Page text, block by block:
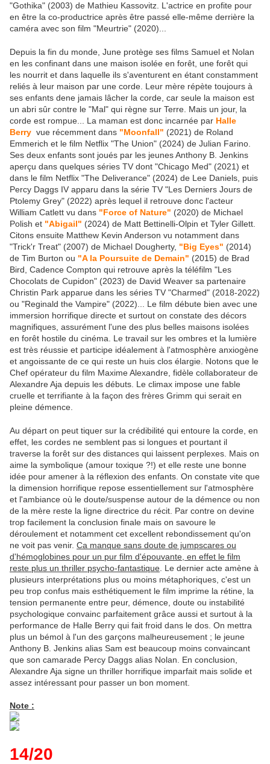
"Gothika" (2003) de Mathieu Kassovitz. L'actrice en profite pour
en être la co-productrice après être passé elle-même derrière la
caméra avec son film "Meurtrie" (2020)...
Depuis la fin du monde, June protège ses films Samuel et Nolan
en les confinant dans une maison isolée en forêt, une forêt qui
les nourrit et dans laquelle ils s'aventurent en étant constamment
reliés à leur maison par une corde. Leur mère répète toujours à
ses enfants dene jamais lâcher la corde, car seule la maison est
un abri sûr contre le "Mal" qui règne sur Terre. Mais un jour, la
corde est rompue... La maman est donc incarnée par Halle
Berry vue récemment dans "Moonfall" (2021) de Roland
Emmerich et le film Netflix "The Union" (2024) de Julian Farino.
Ses deux enfants sont joués par les jeunes Anthony B. Jenkins
aperçu dans quelques séries TV dont "Chicago Med" (2021) et
dans le film Netflix "The Deliverance" (2024) de Lee Daniels, puis
Percy Daggs IV apparu dans la série TV "Les Derniers Jours de
Ptolemy Grey" (2022) après lequel il retrouve donc l'acteur
William Catlett vu dans "Force of Nature" (2020) de Michael
Polish et "Abigail" (2024) de Matt Bettinelli-Olpin et Tyler Gillett.
Citons ensuite Matthew Kevin Anderson vu notamment dans
"Trick'r Treat" (2007) de Michael Dougherty, "Big Eyes" (2014)
de Tim Burton ou "A la Poursuite de Demain" (2015) de Brad
Bird, Cadence Compton qui retrouve après la téléfilm "Les
Chocolats de Cupidon" (2023) de David Weaver sa partenaire
Christin Park apparue dans les séries TV "Charmed" (2018-2022)
ou "Reginald the Vampire" (2022)... Le film débute bien avec une
immersion horrifique directe et surtout on constate des décors
magnifiques, assurément l'une des plus belles maisons isolées
en forêt hostile du cinéma. Le travail sur les ombres et la lumière
est très réussie et participe idéalement à l'atmosphère anxiogène
et angoissante de ce qui reste un huis clos élargie. Notons que le
Chef opérateur du film Maxime Alexandre, fidèle collaborateur de
Alexandre Aja depuis les débuts. Le climax impose une fable
cruelle et terrifiante à la façon des frères Grimm qui serait en
pleine démence.
Au départ on peut tiquer sur la crédibilité qui entoure la corde, en
effet, les cordes ne semblent pas si longues et pourtant il
traverse la forêt sur des distances qui laissent perplexes. Mais on
aime la symbolique (amour toxique ?!) et elle reste une bonne
idée pour amener à la réflexion des enfants. On constate vite que
la dimension horrifique repose essentiellement sur l'atmosphère
et l'ambiance où le doute/suspense autour de la démence ou non
de la mère reste la ligne directrice du récit. Par contre on devine
trop facilement la conclusion finale mais on savoure le
déroulement et notamment cet excellent rebondissement qu'on
ne voit pas venir. Ca manque sans doute de jumpscares ou
d'hémoglobines pour un pur film d'épouvante, en effet le film
reste plus un thriller psycho-fantastique . Le dernier acte amène à
plusieurs interprétations plus ou moins métaphoriques, c'est un
peu trop confus mais esthétiquement le film imprime la rétine, la
tension permanente entre peur, démence, doute ou instabilité
psychologique convainc parfaitement grâce aussi et surtout à la
performance de Halle Berry qui fait froid dans le dos. On mettra
plus un bémol à l'un des garçons malheureusement ; le jeune
Anthony B. Jenkins alias Sam est beaucoup moins convaincant
que son camarade Percy Daggs alias Nolan. En conclusion,
Alexandre Aja signe un thriller horrifique imparfait mais solide et
assez intéressant pour passer un bon moment.
Note :
14/20